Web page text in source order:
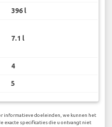
396 l
7.1 l
4
5
informatieve doeleinden, we kunnen het
exacte specificaties die u ontvangt niet